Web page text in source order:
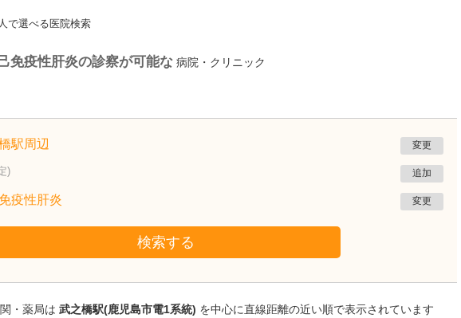
人で選べる医院検索
免疫性肝炎の診察が可能な 病院・クリニック
駅周辺 変更
) 追加
疫性肝炎 変更
検索する
・薬局は 武之橋駅(鹿児島市電1系統) を中心に直線距離の近い順で表示されています
広島県広島市西区
むらき小児科